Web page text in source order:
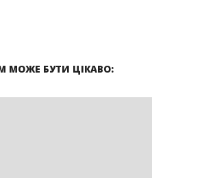
МОЖЕ БУТИ ЦІКАВО: